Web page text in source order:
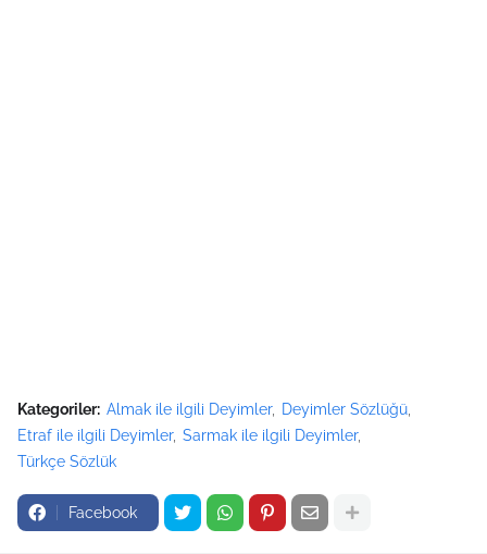
Kategoriler: Almak ile ilgili Deyimler
Deyimler Sözlüğü
Etraf ile ilgili Deyimler Sarmak ile ilgili Deyimler
Türkçe Sözlük
Facebook